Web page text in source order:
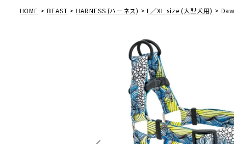
HOME BEAST HARNESS (ハーネス) L／XL size (大型犬用)